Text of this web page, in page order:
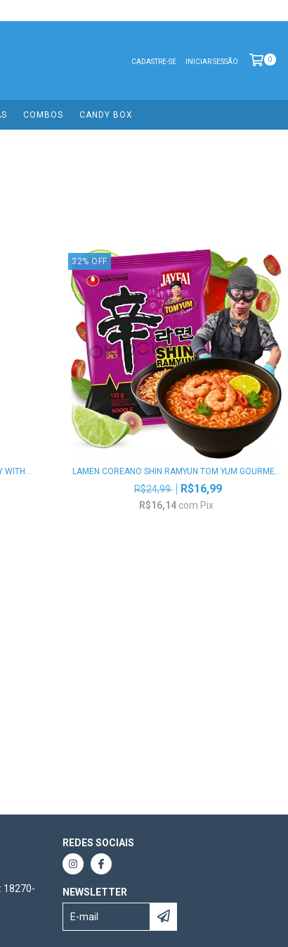
CADASTRE-SE INICIAR SESSÃO 0
COMBOS CANDY BOX
32% OFF
LAMEN COREANO SHIN RAMYUN TOM YUM GOURME...
R$24,99 R$16,99
R$16,14 com Pix
18270-
REDES SOCIAIS
NEWSLETTER